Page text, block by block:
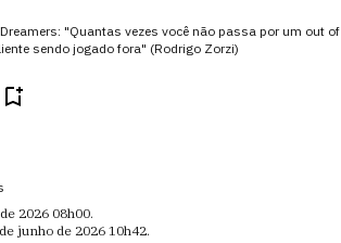
"Quantas vezes você não passa por um out
sendo jogado fora" (Rodrigo Zorzi)
2026 08h00.
junho de 2026 10h42.